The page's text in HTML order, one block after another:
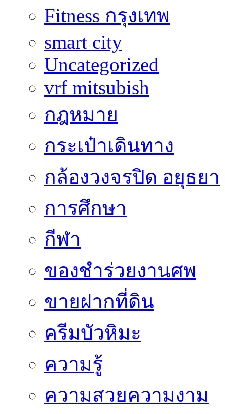
Fitness กรุงเทพ
smart city
Uncategorized
vrf mitsubish
กฎหมาย
กระเป๋าเดินทาง
กล้องวงจรปิด อยุธยา
การศึกษา
กีฬา
ของชำร่วยงานศพ
ขายฝากที่ดิน
ครีมบัวหิมะ
ความรู้
ความสวยความงาม